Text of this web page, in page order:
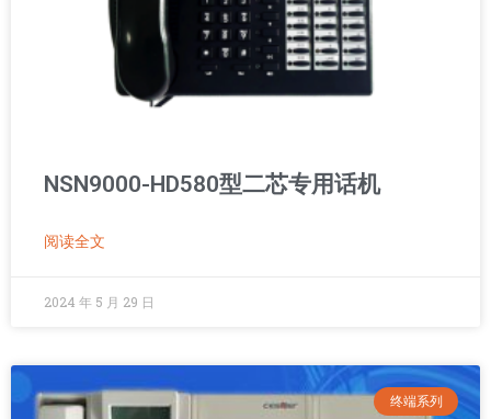
NSN9000-HD580型二芯专用话机
阅读全文
2024 年 5 月 29 日
终端系列